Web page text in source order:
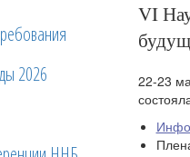
2026
VI
22-23